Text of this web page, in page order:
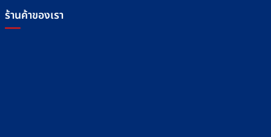
ร้านค้าของเรา